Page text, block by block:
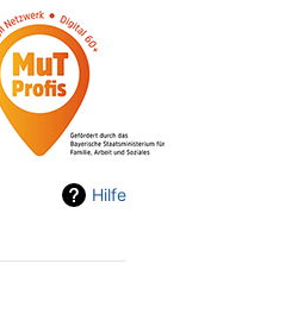
Hilfe